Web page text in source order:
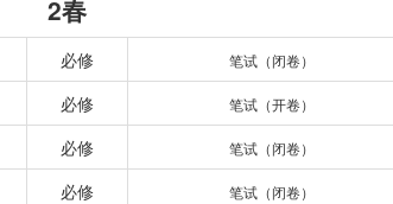
2春
必修 笔试（闭卷）
必修 笔试（开卷）
必修 笔试（闭卷）
必修 笔试（闭卷）